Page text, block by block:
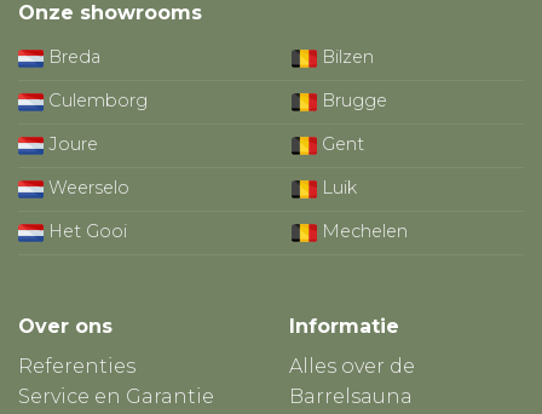
Onze showrooms
Breda
Bilzen
Culemborg
Brugge
Joure
Gent
Weerselo
Luik
Het Gooi
Mechelen
Over ons
Referenties
Service en Garantie
Informatie
Alles over de
Barrelsauna